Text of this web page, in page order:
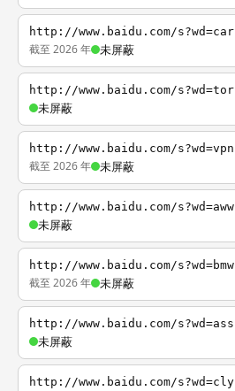
http://www.baidu.com/s?wd=car
截至 2026 年 未屏蔽
http://www.baidu.com/s?wd=tor
未屏蔽
http://www.baidu.com/s?wd=vpn
截至 2026 年 未屏蔽
http://www.baidu.com/s?wd=aww
未屏蔽
http://www.baidu.com/s?wd=bmw
截至 2026 年 未屏蔽
http://www.baidu.com/s?wd=ass
未屏蔽
http://www.baidu.com/s?wd=cly